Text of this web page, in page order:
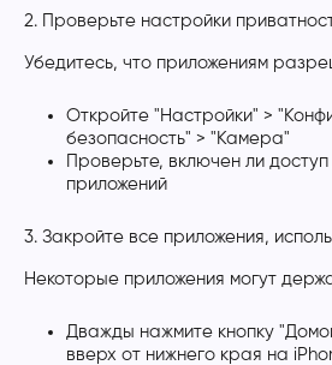
2. Проверьте настройки
Убедитесь, что приложениям
Откройте "Настройки" >
безопасность" > "Камера"
Проверьте, включен ли
приложений
3. Закройте все приложения,
Некоторые приложения могут
Дважды нажмите кнопку
вверх от нижнего края на